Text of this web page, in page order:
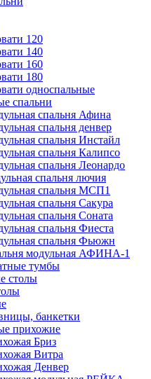
120
140
160
180
односпальные
спальни
спальня Афина
спальня денвер
спальня Инстайл
спальня Калипсо
спальня Леонардо
спальня лючия
спальня МСП1
спальня Сакура
спальня Соната
спальня Фиеста
спальня Фьюжн
модульная АФИНА-1
тумбы
столы
банкетки
прихожие
Бриз
Витра
Денвер